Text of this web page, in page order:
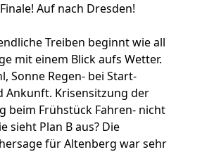
Auf nach Dresden!
Treiben beginnt wie all
mit einem Blick aufs Wetter.
Sonne Regen- bei Start-
Ankunft. Krisensitzung der
beim Frühstück Fahren- nicht
sieht Plan B aus? Die
für Altenberg war sehr